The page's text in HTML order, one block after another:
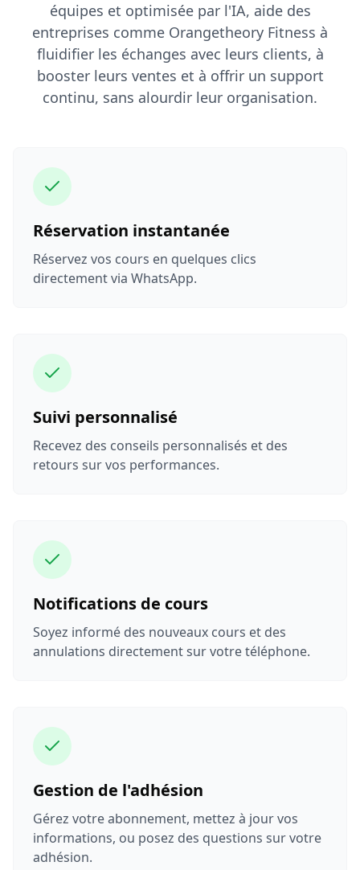
équipes et optimisée par l'IA, aide des
entreprises comme Orangetheory Fitness à
fluidifier les échanges avec leurs clients, à
booster leurs ventes et à offrir un support
continu, sans alourdir leur organisation.
Réservation instantanée
Réservez vos cours en quelques clics
directement via WhatsApp.
Suivi personnalisé
Recevez des conseils personnalisés et des
retours sur vos performances.
Notifications de cours
Soyez informé des nouveaux cours et des
annulations directement sur votre téléphone.
Gestion de l'adhésion
Gérez votre abonnement, mettez à jour vos
informations, ou posez des questions sur votre
adhésion.